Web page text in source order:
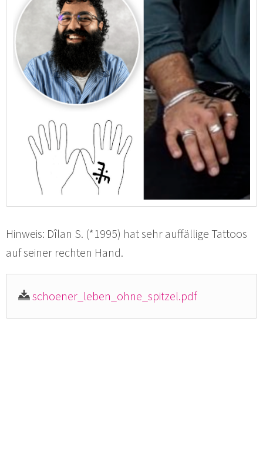
Hinweis: Dîlan S. (*1995) hat sehr auffällige Tattoos
auf seiner rechten Hand.
schoener_leben_ohne_spitzel.pdf